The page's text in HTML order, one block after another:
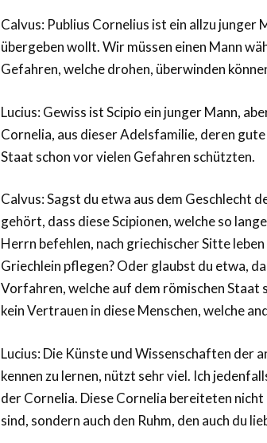
Calvus: Publius Cornelius ist ein allzu junger
übergeben wollt. Wir müssen einen Mann
Gefahren, welche drohen, überwinden
Lucius: Gewiss ist Scipio ein junger Mann,
Cornelia, aus dieser Adelsfamilie, deren
Staat schon vor vielen Gefahren schützten.
Calvus: Sagst du etwa aus dem Geschlecht
gehört, dass diese Scipionen, welche so
Herrn befehlen, nach griechischer Sitte
Griechlein pflegen? Oder glaubst du etwa,
Vorfahren, welche auf dem römischen Staat
kein Vertrauen in diese Menschen, welche
Lucius: Die Künste und Wissenschaften der
kennen zu lernen, nützt sehr viel. Ich
der Cornelia. Diese Cornelia bereiteten nicht
sind, sondern auch den Ruhm, den auch du